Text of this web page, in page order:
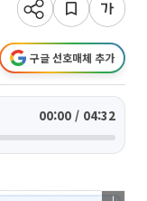
구글 선호매체 추가
00:00 / 04:32